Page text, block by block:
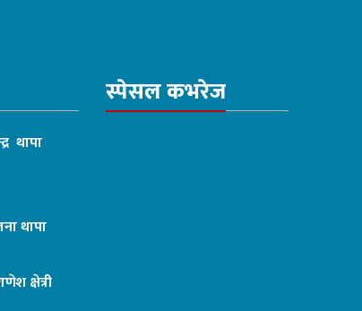
थापा
थापा
क्षेत्री
स्पेसल कभरेज